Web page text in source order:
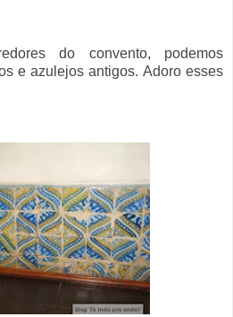
do convento, podemos
e azulejos antigos. Adoro esses